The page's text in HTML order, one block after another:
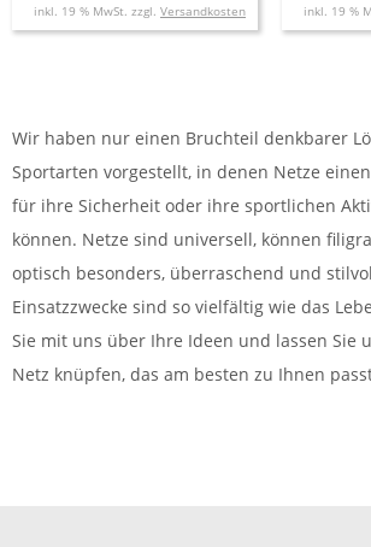
inkl. 19 % MwSt. zzgl. Versandkosten inkl. 19 %
Wir haben nur einen Bruchteil denkbarer
Sportarten vorgestellt, in denen Netze
für ihre Sicherheit oder ihre sportlichen
können. Netze sind universell, können
optisch besonders, überraschend und
Einsatzzwecke sind so vielfältig wie das
Sie mit uns über Ihre Ideen und lassen Sie
Netz knüpfen, das am besten zu Ihnen